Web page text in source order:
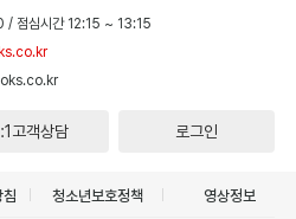
/ 점심시간 12:15 ~ 13:15
고객상담 로그인
청소년보호정책 영상정보